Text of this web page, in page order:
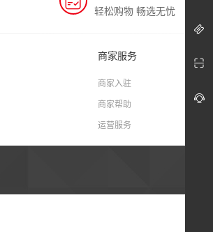
轻松购物 畅选无忧
商家服务
商家入驻
商家帮助
运营服务